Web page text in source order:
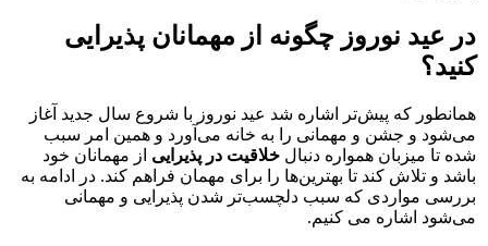
در عید نوروز چگونه از مهمانان پذیرایی
کنید؟
همانطور که پیش‌تر اشاره شد عید نوروز با شروع سال جدید آغاز
می‌شود و جشن و مهمانی را به خانه می‌آورد و همین امر سبب
شده تا میزبان همواره دنبال خلاقیت در پذیرایی از مهمانان خود
باشد و تلاش کند تا بهترین‌ها را برای مهمان فراهم کند. در ادامه به
بررسی مواردی که سبب دلچسب‌تر شدن پذیرایی و مهمانی
می‌‌شود اشاره می کنیم.